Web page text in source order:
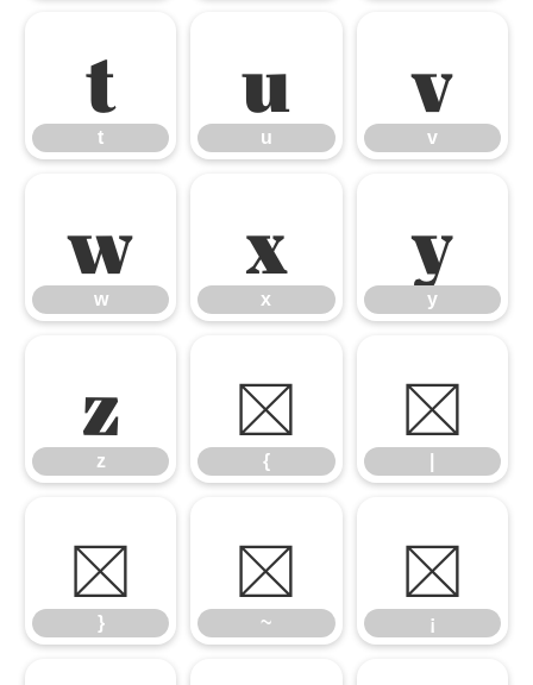
t
t
u
u
v
v
w
w
x
x
y
y
z
z
{
{
|
}
}
~
~
¡
¡